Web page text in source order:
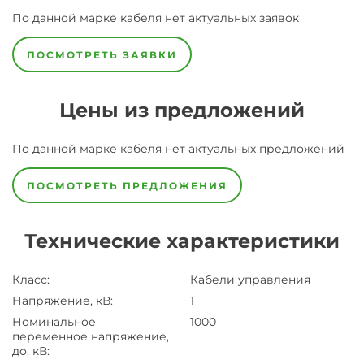
По данной марке кабеля нет актуальных заявок
ПОСМОТРЕТЬ ЗАЯВКИ
Цены из предложений
По данной марке кабеля нет актуальных предложений
ПОСМОТРЕТЬ ПРЕДЛОЖЕНИЯ
Технические характеристики
Класс:
Кабели управления
Напряжение, кВ:
1
Номинальное
переменное напряжение,
до, кВ:
1000